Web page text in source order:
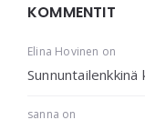
KOMMENTIT
Elina Hovinen on
sanna on